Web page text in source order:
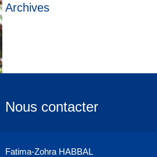
Archives
Nous contacter
Fatima-Zohra HABBAL